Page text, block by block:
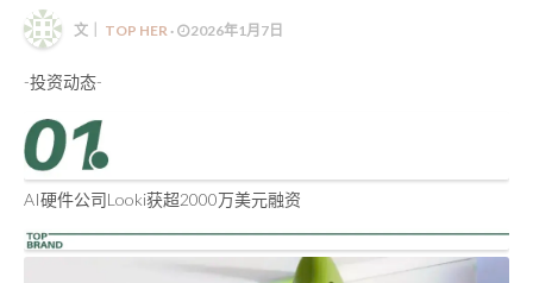
文｜ TOP HER · 2026年1月7日
-投资动态-
AI硬件公司Looki获超2000万美元融资